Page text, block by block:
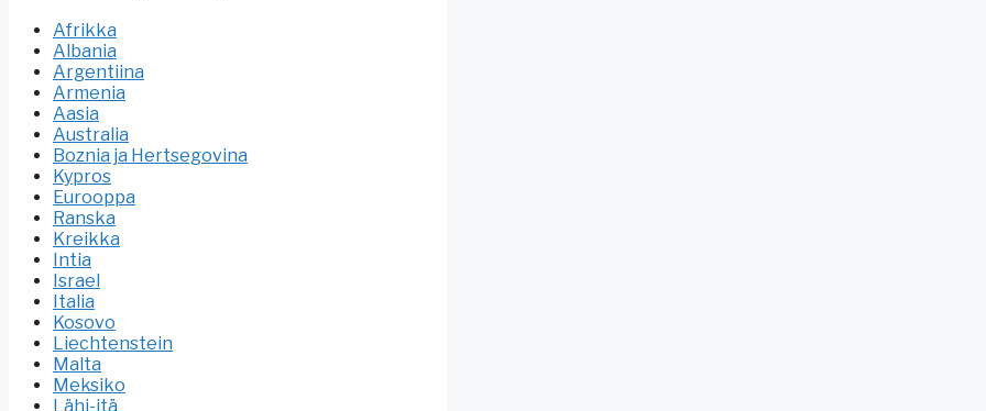
Afrikka
Albania
Argentiina
Armenia
Aasia
Australia
Boznia ja Hertsegovina
Kypros
Eurooppa
Ranska
Kreikka
Intia
Israel
Italia
Kosovo
Liechtenstein
Malta
Meksiko
Lähi-itä